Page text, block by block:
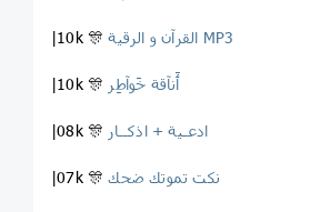
|10k 🎊 القرآن و الرقية MP3
|10k 🎊 ٲَنآقة خَوآطِر
|08k 🎊 ادعـية + اذكــار
|07k 🎊نكت تموتك ضحك